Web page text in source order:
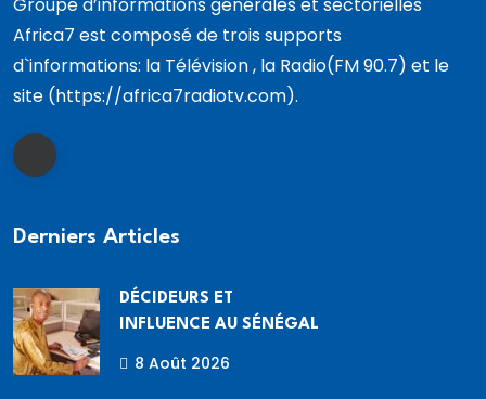
Africa7 est composé de trois supports
d`informations: la Télévision , la Radio(FM 90.7) et le
site (https://africa7radiotv.com).
Derniers Articles
DÉCIDEURS ET
INFLUENCE AU SÉNÉGAL
8 Août 2026